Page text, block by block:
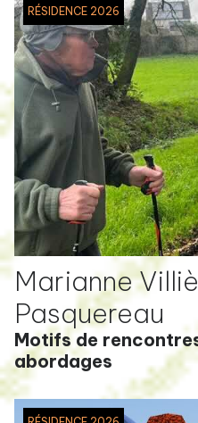
RÉSIDENCE 2026
Marianne
Pasquereau
Motifs de
abordages